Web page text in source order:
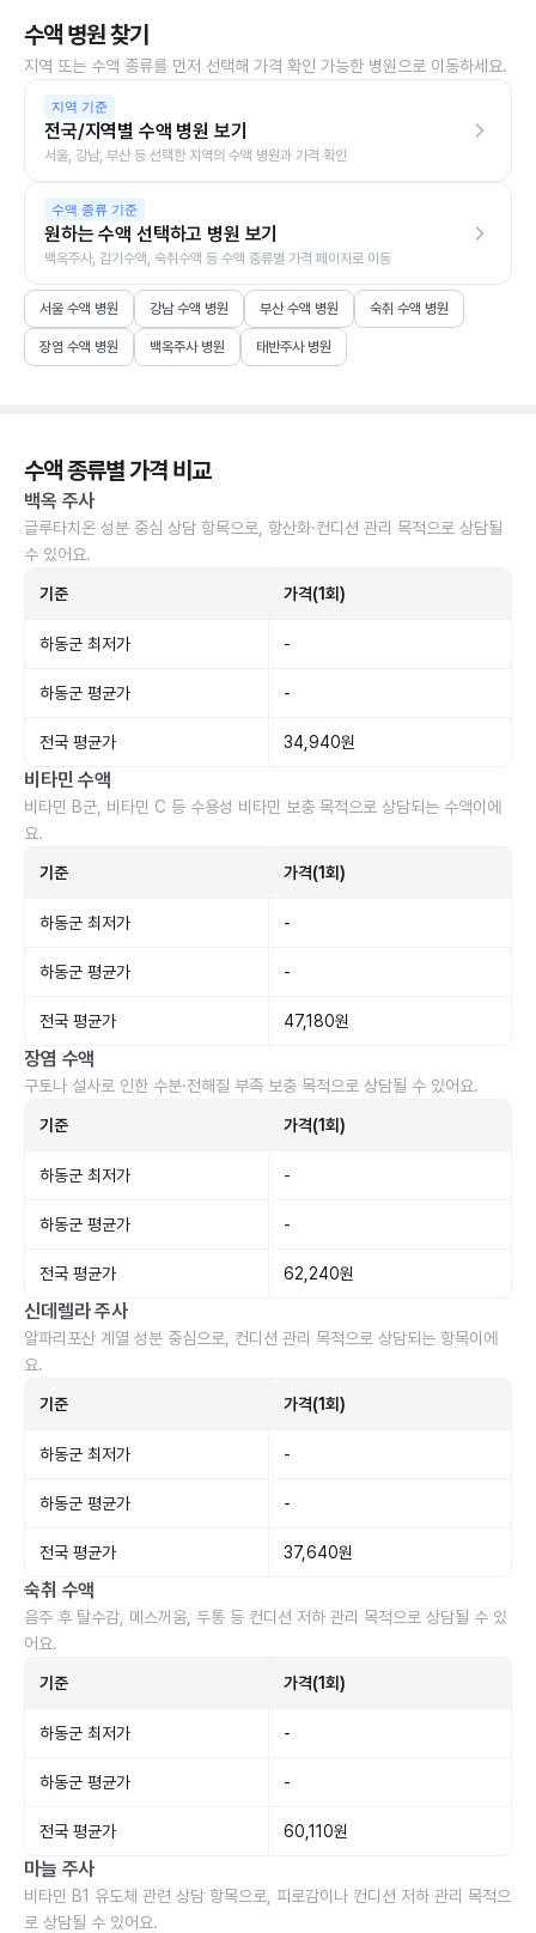
수액 병원 찾기
지역 또는 수액 종류를 먼저 선택해 가격 확인 가능한 병원으로 이동하세요.
지역 기준
전국/지역별 수액 병원 보기
서울, 강남, 부산 등 선택한 지역의 수액 병원과 가격 확인
수액 종류 기준
원하는 수액 선택하고 병원 보기
백옥주사, 감기수액, 숙취수액 등 수액 종류별 가격 페이지로 이동
서울 수액 병원 강남 수액 병원 부산 수액 병원 숙취 수액 병원
장염 수액 병원 백옥주사 병원 태반주사 병원
수액 종류별 가격 비교
백옥 주사
글루타치온 성분 중심 상담 항목으로, 항산화·컨디션 관리 목적으로 상담될
수 있어요.
기준 가격(1회)
하동군 최저가 -
하동군 평균가 -
전국 평균가 34,940원
비타민 수액
비타민 B군, 비타민 C 등 수용성 비타민 보충 목적으로 상담되는 수액이에
요.
기준 가격(1회)
하동군 최저가 -
하동군 평균가 -
전국 평균가 47,180원
장염 수액
구토나 설사로 인한 수분·전해질 부족 보충 목적으로 상담될 수 있어요.
기준 가격(1회)
하동군 최저가 -
하동군 평균가 -
전국 평균가 62,240원
신데렐라 주사
알파리포산 계열 성분 중심으로, 컨디션 관리 목적으로 상담되는 항목이에
요.
기준 가격(1회)
하동군 최저가 -
하동군 평균가 -
전국 평균가 37,640원
숙취 수액
음주 후 탈수감, 메스꺼움, 두통 등 컨디션 저하 관리 목적으로 상담될 수 있
어요.
기준 가격(1회)
하동군 최저가 -
하동군 평균가 -
전국 평균가 60,110원
마늘 주사
비타민 B1 유도체 관련 상담 항목으로, 피로감이나 컨디션 저하 관리 목적으
로 상담될 수 있어요.